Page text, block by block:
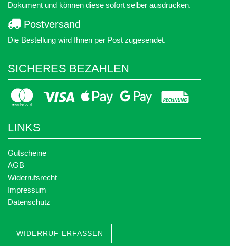
Dokument und können diese sofort selber ausdrucken.
Postversand
Die Bestellung wird Ihnen per Post zugesendet.
SICHERES BEZAHLEN
LINKS
Gutscheine
AGB
Widerrufsrecht
Impressum
Datenschutz
WIDERRUF ERFASSEN